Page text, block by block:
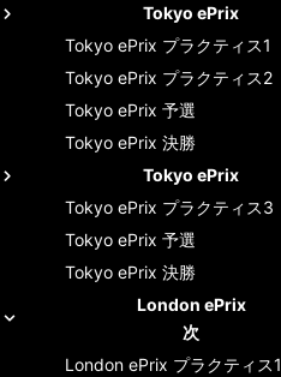
Tokyo ePrix
Tokyo ePrix プラクティス1
Tokyo ePrix プラクティス2
Tokyo ePrix 予選
Tokyo ePrix 決勝
Tokyo ePrix
Tokyo ePrix プラクティス3
Tokyo ePrix 予選
Tokyo ePrix 決勝
London ePrix
次
London ePrix プラクティス1